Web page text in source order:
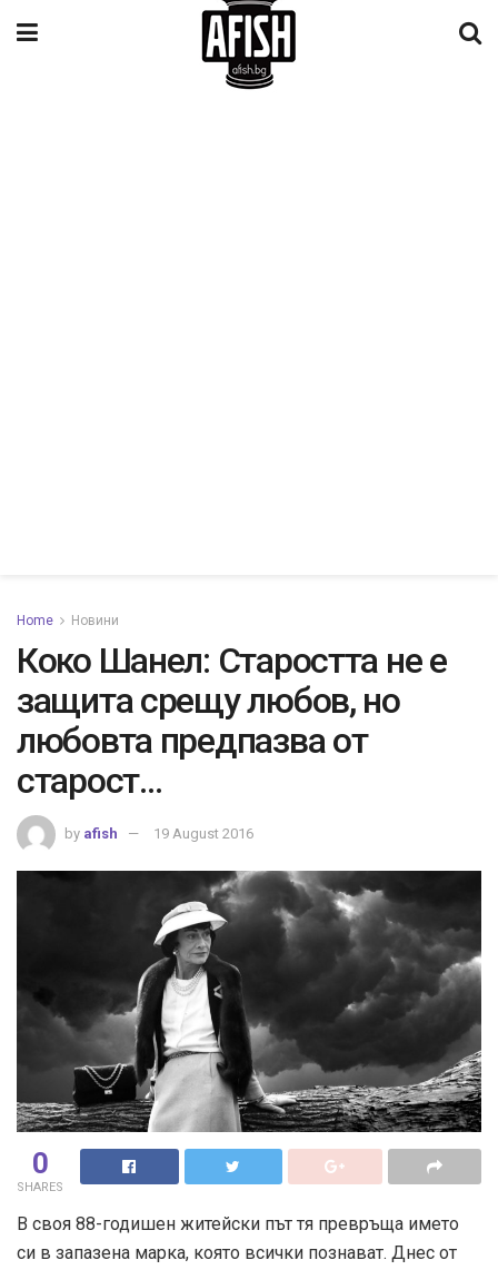
Home Новини
Коко Шанел: Старостта не е
защита срещу любов, но
любовта предпазва от
старост…
by afish 19 August 2016
0
SHARES
В своя 88-годишен житейски път тя превръща името
си в запазена марка, която всички познават. Днес от